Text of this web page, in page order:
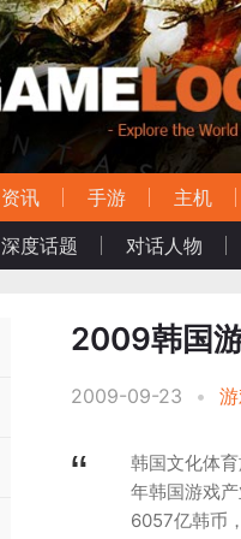
资讯 手游 主机
深度话题
对话人物
2009韩国
2009-09-23 •
韩国文化体
年韩国游戏
6057亿韩币